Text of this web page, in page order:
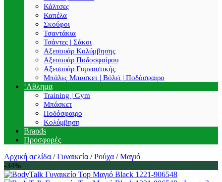
Κάλτσες
Καπέλα
Σκούφοι
Τσαντάκια
Τσάντες | Σάκοι
Αξεσουάρ Κολύμβησης
Αξεσουάρ Ποδοσφαίρου
Αξεσουάρ Γυμναστικής
Μπάλες Μπασκετ | Βόλεϊ | Ποδόσφαιρο
‘Αθλημα
Training | Gym
Μπάσκετ
Ποδόσφαιρο
Κολύμβηση
Brands
Προσφορές
Αρχική σελίδα / Γυναικεία / Ρούχα / Μαγιό
-34%